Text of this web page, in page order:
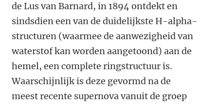
de Lus van Barnard, in 1894 ontdekt en
sindsdien een van de duidelijkste H-alpha-
structuren (waarmee de aanwezigheid van
waterstof kan worden aangetoond) aan de
hemel, een complete ringstructuur is.
Waarschijnlijk is deze gevormd na de
meest recente supernova vanuit de groep